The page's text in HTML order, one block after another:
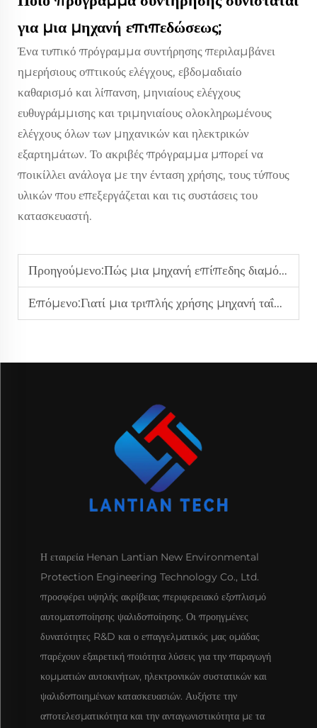
για μια μηχανή επιπεδώσεως;
Ένα τυπικό πρόγραμμα συντήρησης περιλαμβάνει
ημερήσιους οπτικούς ελέγχους, εβδομαδιαίο
καθαρισμό και λίπανση, μηνιαίους ελέγχους
ευθυγράμμισης και τριμηνιαίους ολοκληρωμένους
ελέγχους όλων των μηχανικών και ηλεκτρικών
εξαρτημάτων. Το ακριβές πρόγραμμα μπορεί να
ποικίλλει ανάλογα με την ένταση χρήσης, τους τύπους
υλικών που επεξεργάζεται και τις συστάσεις του
κατασκευαστή.
Προηγούμενο:Πώς μια μηχανή επίπεδης διαμόρφωσης με υδραυλικό σύστημα εξασφαλίζει ανώτερα αποτελέσματα επιπέδωσης;
Επόμενο:Γιατί μια τριπλής χρήσης μηχανή ταΐσματος είναι ιδανική για γραμμές παραγωγής υψηλού όγκου;
Η εταιρεία Henan Lantian New Environmental
Protection Engineering Technology Co., Ltd.
προσφέρει υψηλής ακρίβειας περιφερειακό εξοπλισμό
αυτοματοποίησης ψαλιδοποίησης. Οι προηγμένες
δυνατότητες R&D και ο επαγγελματικός μας ομάδας
παρέχουν εξαιρετική ποιότητα λύσεις για την παραγωγή
κομματιών αυτοκινήτων, ηλεκτρονικών συστατικών και
ψαλιδοποιημένων κατασκευασιών. Αυξήστε την
αποτελεσματικότητα και την ανταγωνιστικότητα με τα